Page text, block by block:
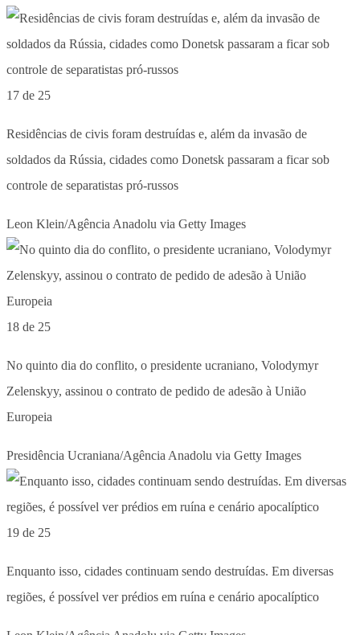
17 de 25
Residências de civis foram destruídas e, além da invasão de
soldados da Rússia, cidades como Donetsk passaram a ficar sob
controle de separatistas pró-russos
Leon Klein/Agência Anadolu via Getty Images
18 de 25
No quinto dia do conflito, o presidente ucraniano, Volodymyr
Zelenskyy, assinou o contrato de pedido de adesão à União
Europeia
Presidência Ucraniana/Agência Anadolu via Getty Images
19 de 25
Enquanto isso, cidades continuam sendo destruídas. Em diversas
regiões, é possível ver prédios em ruína e cenário apocalíptico